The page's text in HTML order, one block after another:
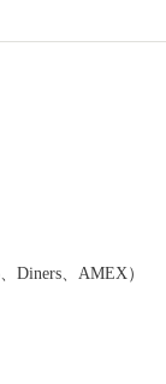
ろはいろいろあ
浜があり、
」に 選ばれた
流れる現象が
Diners、AMEX）